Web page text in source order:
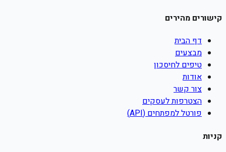
קישורים מהירים
דף הבית
מבצעים
טיפים לחיסכון
אודות
צור קשר
הצטרפות לעסקים
פורטל למפתחים (API)
קניות